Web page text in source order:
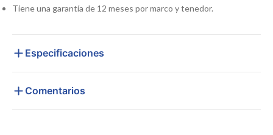
Tiene una garantía de 12 meses por marco y tenedor.
Especificaciones
Comentarios